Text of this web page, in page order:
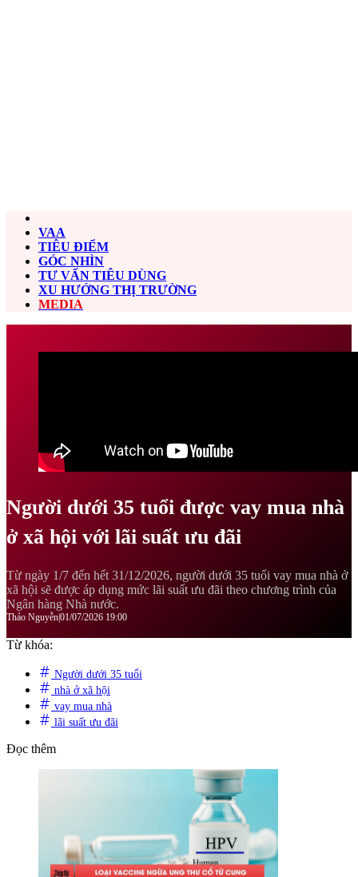
VAA
TIÊU ĐIỂM
GÓC NHÌN
TƯ VẤN TIÊU DÙNG
XU HƯỚNG THỊ TRƯỜNG
MEDIA
Người dưới 35 tuổi được vay mua nhà
ở xã hội với lãi suất ưu đãi
Từ ngày 1/7 đến hết 31/12/2026, người dưới 35 tuổi vay mua nhà ở
xã hội sẽ được áp dụng mức lãi suất ưu đãi theo chương trình của
Ngân hàng Nhà nước.
Thảo Nguyễn01/07/2026 19:00
Từ khóa:
Người dưới 35 tuổi
nhà ở xã hội
vay mua nhà
lãi suất ưu đãi
Đọc thêm